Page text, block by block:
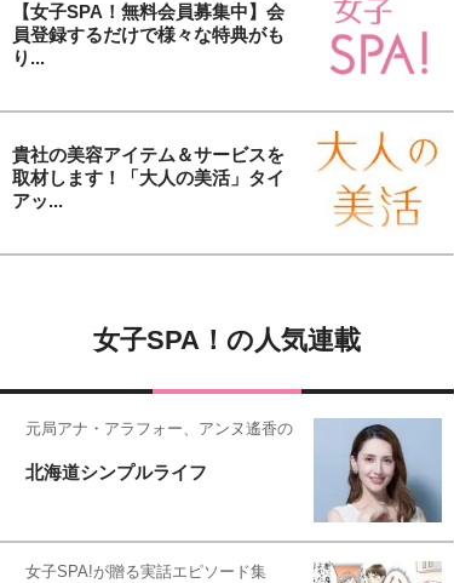
【女子SPA！無料会員募集中】会
員登録するだけで様々な特典がも
り...
貴社の美容アイテム＆サービスを
取材します！「大人の美活」タイ
アッ...
女子SPA！の人気連載
元局アナ・アラフォー、アンヌ遙香の
北海道シンプルライフ
女子SPA!が贈る実話エピソード集